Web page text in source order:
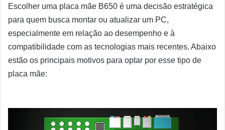
Escolher uma placa mãe B650 é uma decisão estratégica
para quem busca montar ou atualizar um PC,
especialmente em relação ao desempenho e à
compatibilidade com as tecnologias mais recentes. Abaixo
estão os principais motivos para optar por esse tipo de
placa mãe: